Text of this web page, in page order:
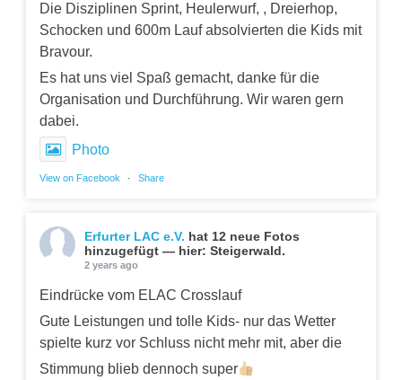
Die Disziplinen Sprint, Heulerwurf, , Dreierhop,
Schocken und 600m Lauf absolvierten die Kids mit
Bravour.
Es hat uns viel Spaß gemacht, danke für die
Organisation und Durchführung. Wir waren gern
dabei.
Photo
View on Facebook · Share
Erfurter LAC e.V. hat 12 neue Fotos
hinzugefügt — hier: Steigerwald.
2 years ago
Eindrücke vom ELAC Crosslauf
Gute Leistungen und tolle Kids- nur das Wetter
spielte kurz vor Schluss nicht mehr mit, aber die
Stimmung blieb dennoch super